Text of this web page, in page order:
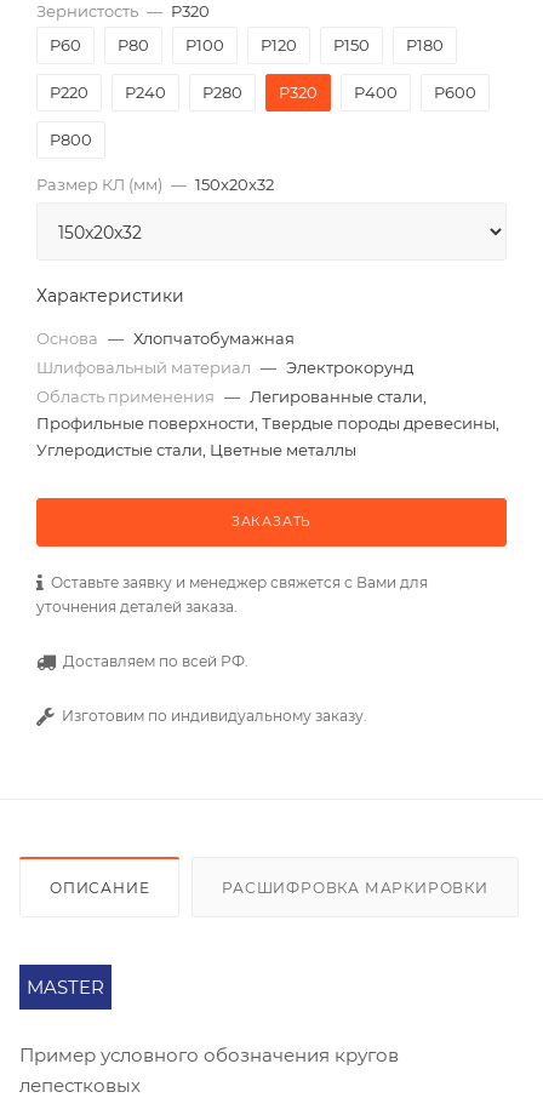
Зернистость — P320
P60
P80 P100 P120 P150 P180
P220 P240 P280 P320 P400 P600
P800
Размер КЛ (мм) — 150x20x32
Характеристики
Основа — Хлопчатобумажная
Шлифовальный материал — Электрокорунд
Область применения — Легированные стали,
Профильные поверхности, Твердые породы древесины,
Углеродистые стали, Цветные металлы
ЗАКАЗАТЬ
Оставьте заявку и менеджер свяжется с Вами для
уточнения деталей заказа.
Доставляем по всей РФ.
Изготовим по индивидуальному заказу.
ОПИСАНИЕ РАСШИФРОВКА МАРКИРОВКИ
MASTER
Пример условного обозначения кругов
лепестковых